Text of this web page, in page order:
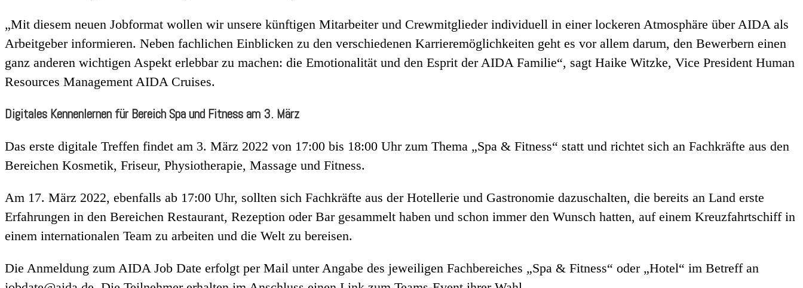
„Mit diesem neuen Jobformat wollen wir unsere künftigen Mitarbeiter und Crewmitglieder individuell in einer lockeren Atmosphäre über AIDA als
Arbeitgeber informieren. Neben fachlichen Einblicken zu den verschiedenen Karrieremöglichkeiten geht es vor allem darum, den Bewerbern einen
ganz anderen wichtigen Aspekt erlebbar zu machen: die Emotionalität und den Esprit der AIDA Familie“, sagt Haike Witzke, Vice President Human
Resources Management AIDA Cruises.
Digitales Kennenlernen für Bereich Spa und Fitness am 3. März
Das erste digitale Treffen findet am 3. März 2022 von 17:00 bis 18:00 Uhr zum Thema „Spa & Fitness“ statt und richtet sich an Fachkräfte aus den
Bereichen Kosmetik, Friseur, Physiotherapie, Massage und Fitness.
Am 17. März 2022, ebenfalls ab 17:00 Uhr, sollten sich Fachkräfte aus der Hotellerie und Gastronomie dazuschalten, die bereits an Land erste
Erfahrungen in den Bereichen Restaurant, Rezeption oder Bar gesammelt haben und schon immer den Wunsch hatten, auf einem Kreuzfahrtschiff in
einem internationalen Team zu arbeiten und die Welt zu bereisen.
Die Anmeldung zum AIDA Job Date erfolgt per Mail unter Angabe des jeweiligen Fachbereiches „Spa & Fitness“ oder „Hotel“ im Betreff an